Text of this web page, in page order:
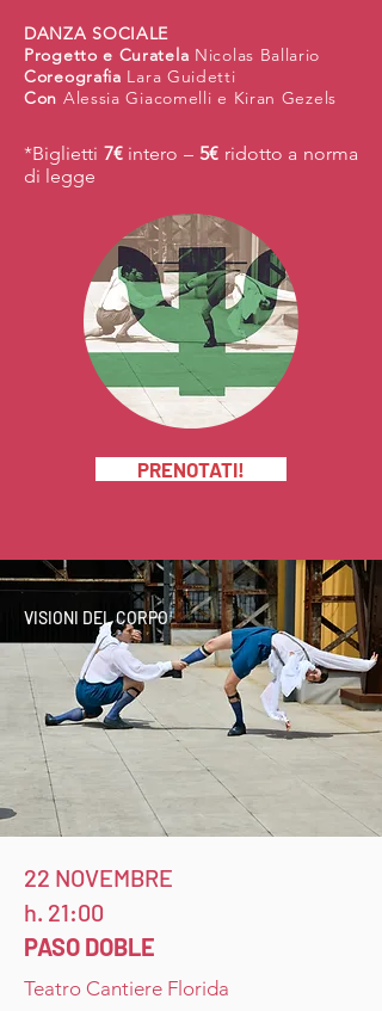
DANZA SOCIALE
Progetto e Curatela Nicolas Ballario
Coreografia Lara Guidetti
Con Alessia Giacomelli e Kiran Gezels ​
*Biglietti 7€intero – 5€ridotto a norma
di legge
PRENOTATI!
VISIONI DEL CORPO
22 NOVEMBRE
h. 21:00
PASO DOBLE
Teatro Cantiere Florida